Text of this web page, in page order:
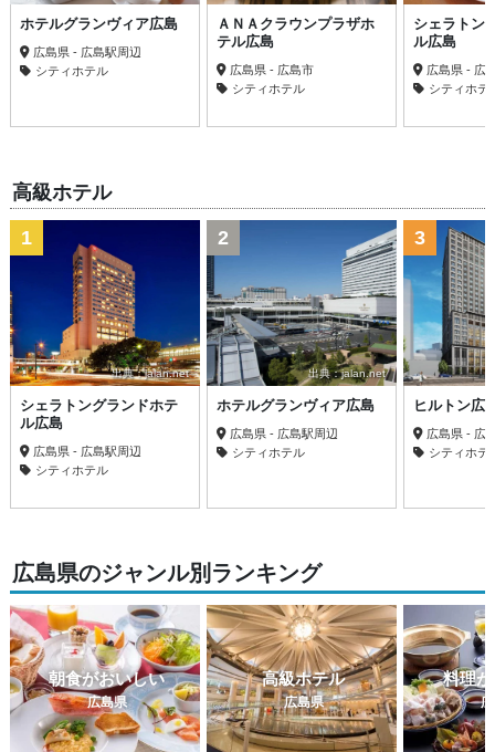
ホテルグランヴィア広島
広島県 - 広島駅周辺
シティホテル
ＡＮＡクラウンプラザホ
テル広島
広島県 - 広島市
シティホテル
シェラトン
ル広島
広島県 - 広
シティホテ
高級ホテル
出典：jalan.net
1
シェラトングランドホテ
ル広島
広島県 - 広島駅周辺
シティホテル
出典：jalan.net
2
ホテルグランヴィア広島
広島県 - 広島駅周辺
シティホテル
3
ヒルトン広
広島県 - 広
シティホテ
広島県のジャンル別ランキング
朝食がおいしい
広島県
高級ホテル
広島県
料理